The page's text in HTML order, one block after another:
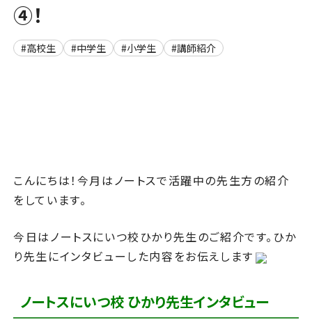
④！
#高校生 #中学生 #小学生 #講師紹介
こんにちは！今月はノートスで活躍中の先生方の紹介
をしています。
今日はノートスにいつ校ひかり先生のご紹介です。ひか
り先生にインタビューした内容をお伝えします
ノートスにいつ校 ひかり先生インタビュー